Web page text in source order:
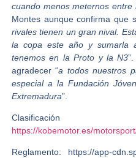
cuando menos meternos entre
Montes aunque confirma que
rivales tienen un gran nival.
la copa este año y sumarla
tenemos en la Proto y la N3
agradecer “a todos nuestros
especial a la Fundación
Extremadura”.
https://kobemotor.es/
Reglamento: https://app-